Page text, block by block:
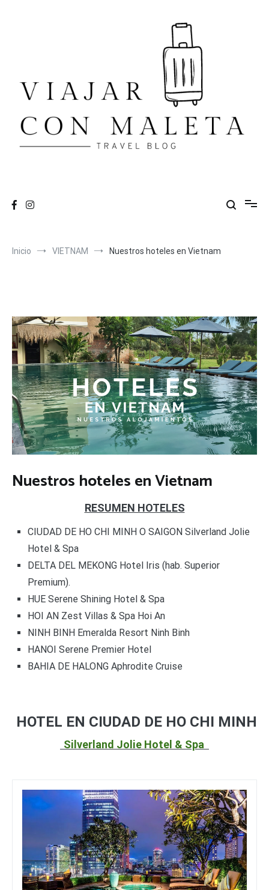
Inicio VIETNAM Nuestros hoteles en Vietnam
Nuestros hoteles en Vietnam
RESUMEN HOTELES
CIUDAD DE HO CHI MINH O SAIGON Silverland Jolie
Hotel & Spa
DELTA DEL MEKONG Hotel Iris (hab. Superior
Premium).
HUE Serene Shining Hotel & Spa
HOI AN Zest Villas & Spa Hoi An
NINH BINH Emeralda Resort Ninh Binh
HANOI Serene Premier Hotel
BAHIA DE HALONG Aphrodite Cruise
HOTEL EN CIUDAD DE HO CHI MINH
Silverland Jolie Hotel & Spa